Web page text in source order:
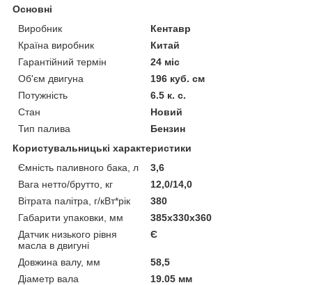
Основні
Виробник
Кентавр
Країна виробник
Китай
Гарантійний термін
24 міс
Об'єм двигуна
196 куб. см
Потужність
6.5 к. с.
Стан
Новий
Тип палива
Бензин
Користувальницькі характеристики
Ємність паливного бака, л
3,6
Вага нетто/брутто, кг
12,0/14,0
Вітрата палітра, г/кВт*рік
380
Габарити упаковки, мм
385х330х360
Датчик низького рівня
масла в двигуні
Є
Довжина валу, мм
58,5
Діаметр вала
19.05 мм